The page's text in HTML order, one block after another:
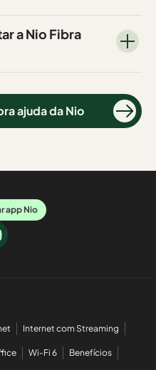
a Nio Fibra
ajuda da Nio
app Nio
Internet com Streaming
Wi-Fi 6 Benefícios